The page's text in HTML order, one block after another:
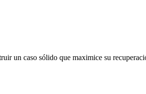
un caso sólido que maximice su